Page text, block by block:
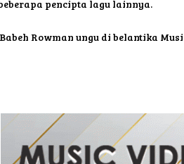
pencipta lagu lainnya.
Rowman ungu di belantika